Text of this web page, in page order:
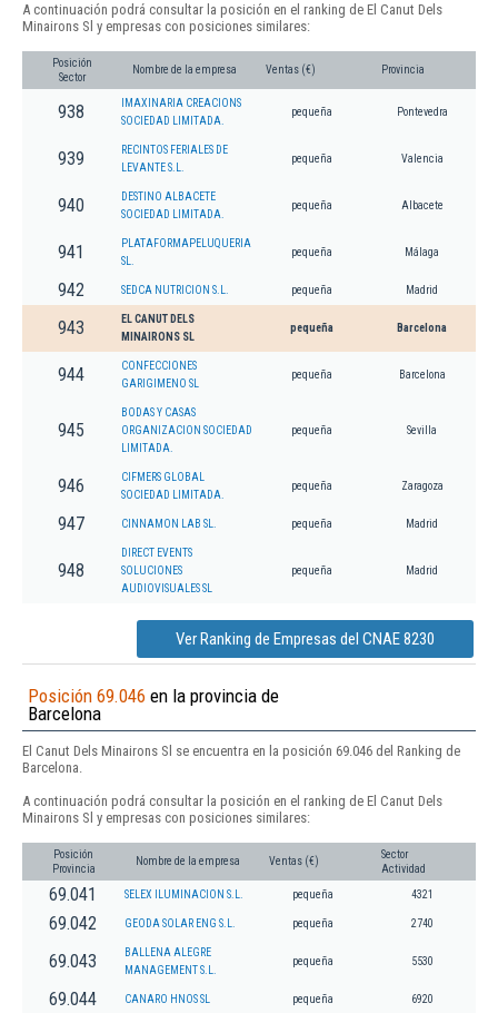
A continuación podrá consultar la posición en el ranking de El Canut Dels
Minairons Sl y empresas con posiciones similares:
Posición
Sector
Nombre de la empresa Ventas (€) Provincia
938
IMAXINARIA CREACIONS
SOCIEDAD LIMITADA.
pequeña Pontevedra
939
RECINTOS FERIALES DE
LEVANTE S.L.
pequeña Valencia
940
DESTINO ALBACETE
SOCIEDAD LIMITADA.
pequeña Albacete
941
PLATAFORMAPELUQUERIA
SL.
pequeña Málaga
942 SEDCA NUTRICION S.L. pequeña Madrid
943
EL CANUT DELS
MINAIRONS SL
pequeña Barcelona
944
CONFECCIONES
GARIGIMENO SL
pequeña Barcelona
945
BODAS Y CASAS
ORGANIZACION SOCIEDAD
LIMITADA.
pequeña Sevilla
946
CIFMERS GLOBAL
SOCIEDAD LIMITADA.
pequeña Zaragoza
947 CINNAMON LAB SL. pequeña Madrid
948
DIRECT EVENTS
SOLUCIONES
AUDIOVISUALES SL
pequeña Madrid
Ver Ranking de Empresas del CNAE 8230
Posición 69.046 en la provincia de
Barcelona
El Canut Dels Minairons Sl se encuentra en la posición 69.046 del Ranking de
Barcelona.
A continuación podrá consultar la posición en el ranking de El Canut Dels
Minairons Sl y empresas con posiciones similares:
Posición
Provincia
Nombre de la empresa Ventas (€)
Sector
Actividad
69.041 SELEX ILUMINACION S.L. pequeña 4321
69.042 GEODA SOLAR ENG S.L. pequeña 2740
69.043
BALLENA ALEGRE
MANAGEMENT S.L.
pequeña 5530
69.044 CANARO HNOS SL pequeña 6920